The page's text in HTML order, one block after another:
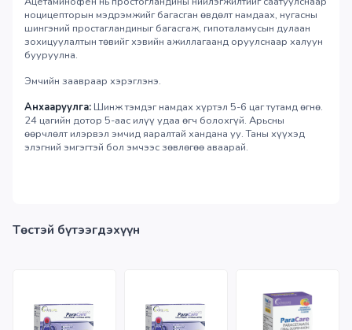
ноцицепторын мэдрэмжийг багасган өвдөлт намдаах, нугасны
шингэний простагландиныг багасгаж, гипоталамусын дулаан
зохицуулалтын төвийг хэвийн ажиллагаанд оруулснаар халуун
бууруулна.
Эмчийн заавраар хэрэглэнэ.
Анхааруулга: Шинж тэмдэг намдах хүртэл 5-6 цаг тутамд өгнө.
24 цагийн дотор 5-аас илүү удаа өгч болохгүй. Арьсны
өөрчлөлт илэрвэл эмчид яаралтай хандана уу. Таны хүүхэд
элэгний эмгэгтэй бол эмчээс зөвлөгөө аваарай.
Төстэй бүтээгдэхүүн